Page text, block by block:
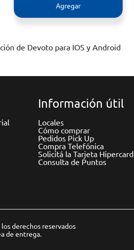
Agregar
de Devoto para IOS y Android
Información útil
Locales
Cómo comprar
Pedidos Pick Up
Compra Telefónica
Solicitá la Tarjeta Hipercard
Consulta de Puntos
derechos reservados
de entrega.